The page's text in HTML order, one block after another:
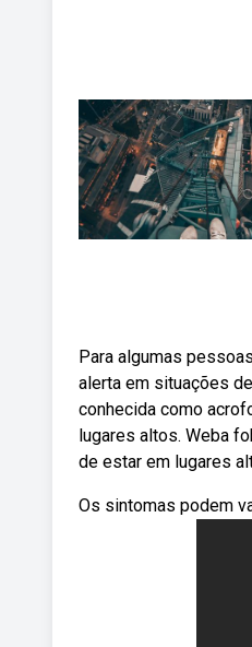
Para algumas
alerta em situações
conhecida como
lugares altos. Weba
de estar em lugares
Os sintomas podem